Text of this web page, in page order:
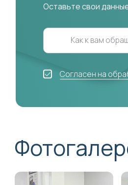
Оставьте свои
Как к вам
Согласен на